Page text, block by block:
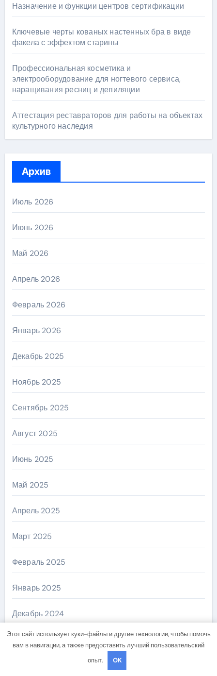
Назначение и функции центров сертификации
Ключевые черты кованых настенных бра в виде
факела с эффектом старины
Профессиональная косметика и
электрооборудование для ногтевого сервиса,
наращивания ресниц и депиляции
Аттестация реставраторов для работы на объектах
культурного наследия
Архив
Июль 2026
Июнь 2026
Май 2026
Апрель 2026
Февраль 2026
Январь 2026
Декабрь 2025
Ноябрь 2025
Сентябрь 2025
Август 2025
Июнь 2025
Май 2025
Апрель 2025
Март 2025
Февраль 2025
Январь 2025
Декабрь 2024
Ноябрь 2024
Этот сайт использует куки-файлы и другие технологии, чтобы помочь
вам в навигации, а также предоставить лучший пользовательский
опыт.
OK